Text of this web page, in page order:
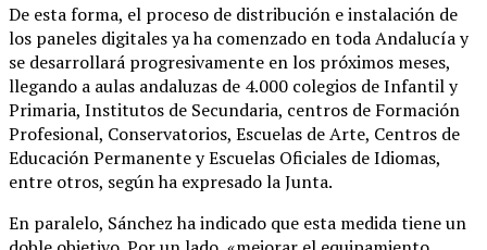
De esta forma, el proceso de distribución e instalación de
los paneles digitales ya ha comenzado en toda Andalucía y
se desarrollará progresivamente en los próximos meses,
llegando a aulas andaluzas de 4.000 colegios de Infantil y
Primaria, Institutos de Secundaria, centros de Formación
Profesional, Conservatorios, Escuelas de Arte, Centros de
Educación Permanente y Escuelas Oficiales de Idiomas,
entre otros, según ha expresado la Junta.
En paralelo, Sánchez ha indicado que esta medida tiene un